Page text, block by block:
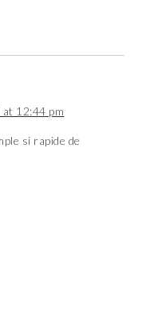
12:44 pm
si rapide de